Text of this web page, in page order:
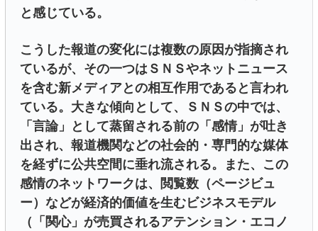
と感じている。
こうした報道の変化には複数の原因が指摘され
ているが、その一つはＳＮＳやネットニュース
を含む新メディアとの相互作用であると言われ
ている。大きな傾向として、ＳＮＳの中では、
「言論」として蒸留される前の「感情」が吐き
出され、報道機関などの社会的・専門的な媒体
を経ずに公共空間に垂れ流される。また、この
感情のネットワークは、閲覧数（ページビュ
ー）などが経済的価値を生むビジネスモデル
（「関心」が売買されるアテンション・エコノ